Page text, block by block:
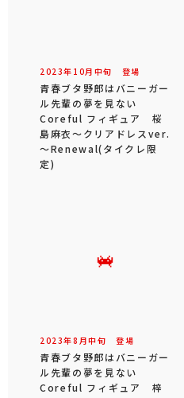
2023年 10月 中旬 登場
青春ブタ野郎はバニーガー
ル先輩の夢を見ない
Coreful フィギュア 桜
島麻衣～クリアドレスver.
～Renewal(タイクレ限
定)
2023年8 月中旬 登場
青春ブタ野郎はバニーガー
ル先輩の夢を見ない
Coreful フィギュア 梓